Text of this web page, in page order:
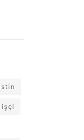
işçi